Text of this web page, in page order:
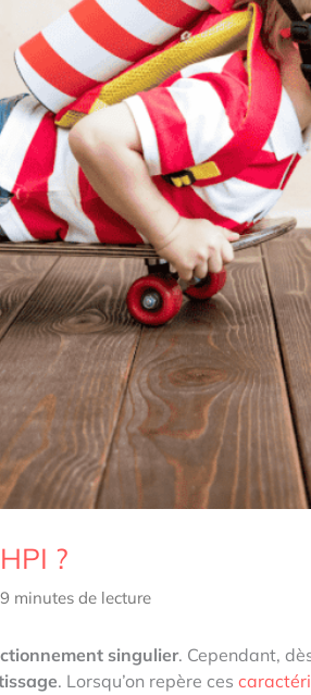
?
9 minutes de lecture
singulier. Cependant,
. Lorsqu’on repère ces